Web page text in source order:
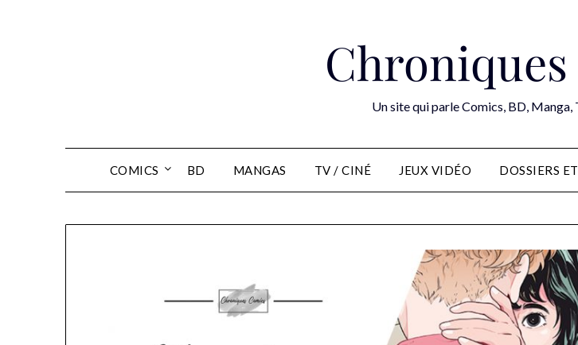
Un site qui parle Comics, BD, Manga,
COMICS BD MANGAS TV / CINÉ JEUX VIDÉO DOSSIERS